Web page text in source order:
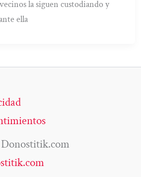
la siguen custodiando y
ella